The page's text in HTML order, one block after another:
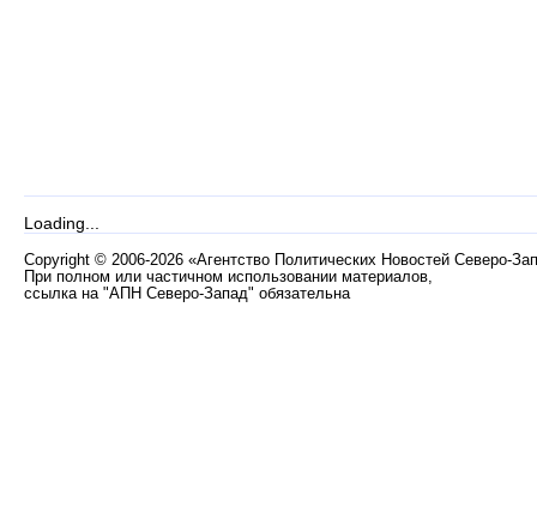
Loading...
Copyright © 2006-2026 «Агентство Политических Новостей Северо-
При полном или частичном использовании материалов,
ссылка на "АПН Северо-Запад" обязательна